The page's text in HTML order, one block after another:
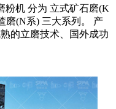
粉机 分为 立式矿石磨(K
磨(N系) 三大系列。 产
的立磨技术、国外成功